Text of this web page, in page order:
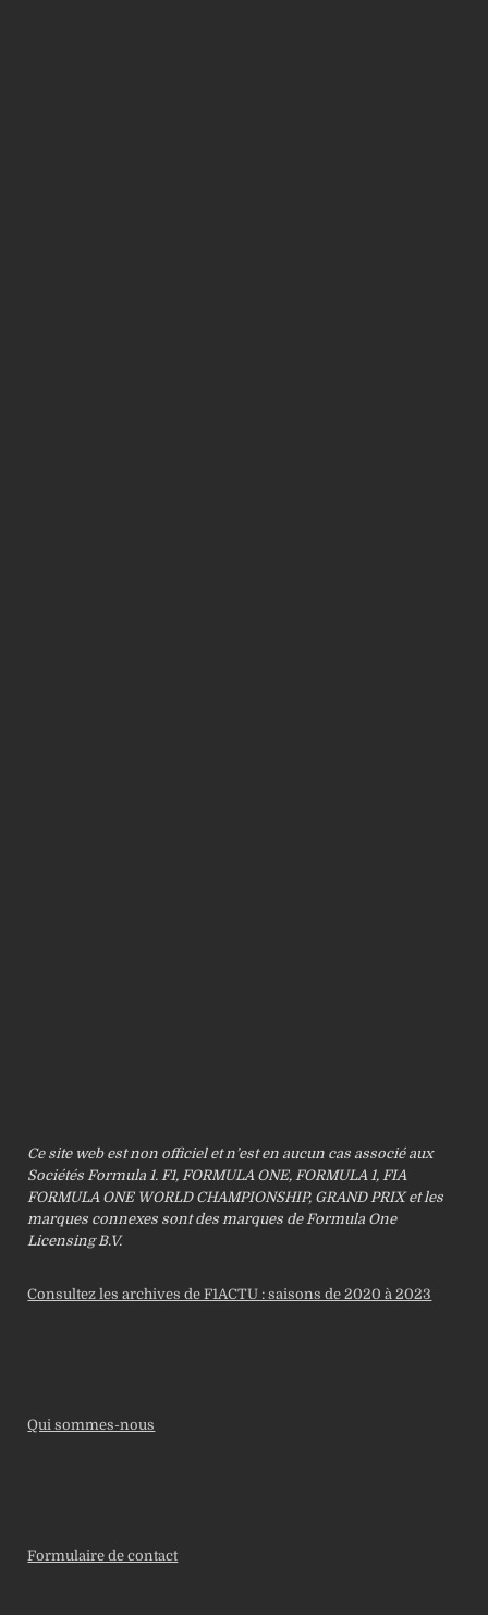
Ce site web est non officiel et n’est en aucun cas associé aux
Sociétés Formula 1. F1, FORMULA ONE, FORMULA 1, FIA
FORMULA ONE WORLD CHAMPIONSHIP, GRAND PRIX et les
marques connexes sont des marques de Formula One
Licensing B.V.
Consultez les archives de F1ACTU : saisons de 2020 à 2023
Qui sommes-nous
Formulaire de contact